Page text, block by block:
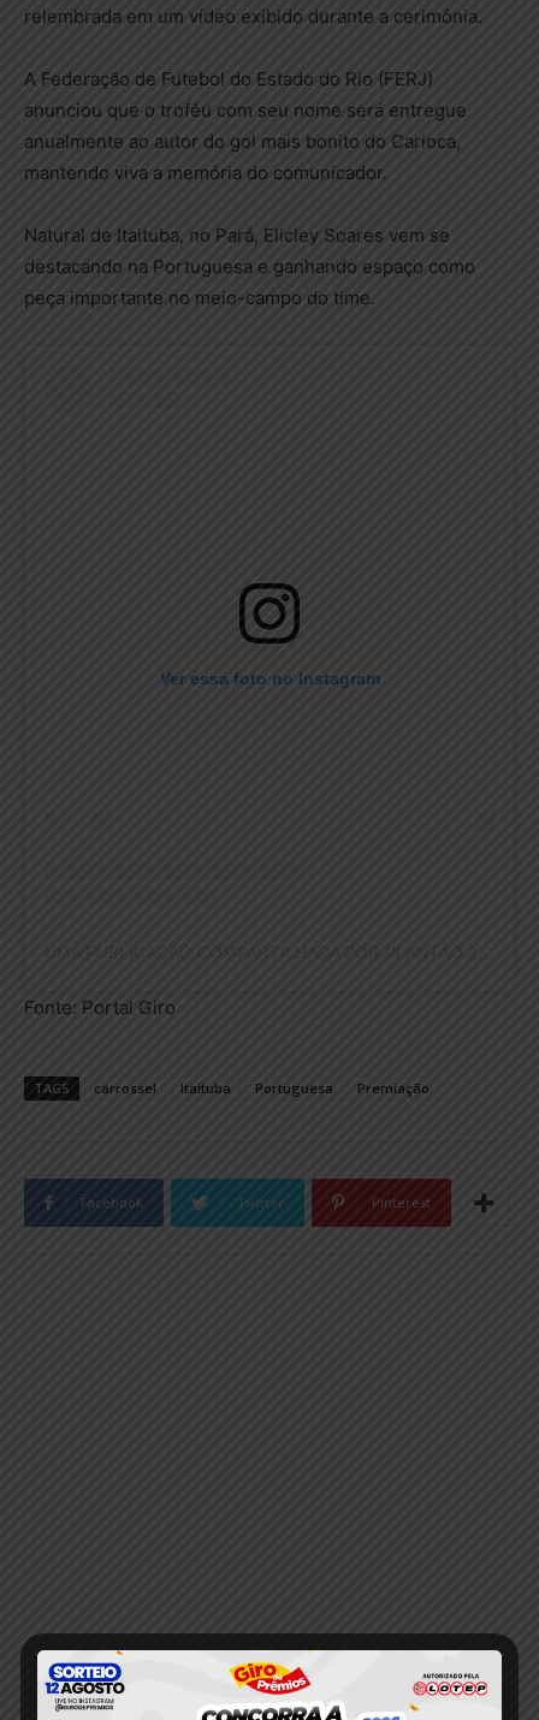
relembrada em um vídeo exibido durante a cerimônia.
A Federação de Futebol do Estado do Rio (FERJ)
anunciou que o troféu com seu nome será entregue
anualmente ao autor do gol mais bonito do Carioca,
mantendo viva a memória do comunicador.
Natural de Itaituba, no Pará, Elicley Soares vem se
destacando na Portuguesa e ganhando espaço como
peça importante no meio-campo do time.
Ver essa foto no Instagram
UMA PUBLICAÇÃO COMPARTILHADA POR PLANTÃO 24HORAS NEWS (@PLANTAO24HORASNEWS)
Fonte: Portal Giro
TAGS carrossel Itaituba Portuguesa Premiação
Facebook Twitter Pinterest